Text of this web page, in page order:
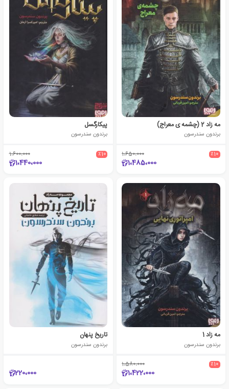
مه زاد 2 (چشمه ی معراج)
برندون سندرسون
٪10 1،650،000
1،485،000
پیکارگسل
برندون سندرسون
٪10 1،600،000
1،440،000
مه زاد 1
برندون سندرسون
٪10 1،580،000
1،422،000
تاریخ پنهان
برندون سندرسون
220،000